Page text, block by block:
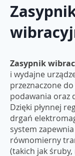
Zasypnik
i wydajne
przeznaczone
podawania oraz
Dzięki płynnej
drgań
system
równomierny
(takich jak